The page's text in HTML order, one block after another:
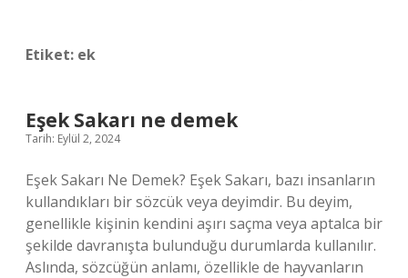
Etiket: ek
Eşek Sakarı ne demek
Tarih: Eylül 2, 2024
Eşek Sakarı Ne Demek? Eşek Sakarı, bazı insanların
kullandıkları bir sözcük veya deyimdir. Bu deyim,
genellikle kişinin kendini aşırı saçma veya aptalca bir
şekilde davranışta bulunduğu durumlarda kullanılır.
Aslında, sözcüğün anlamı, özellikle de hayvanların